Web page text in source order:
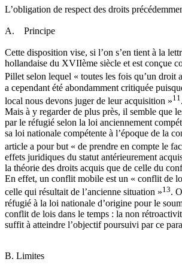
L’obligation de respect des droits
A. Principe
Cette disposition vise, si l’on s’en tient à la
hollandaise du XVIIème siècle et est conçue
Pillet selon lequel « toutes les fois qu’un droit
a cependant été abondamment critiquée
local nous devons juger de leur acquisition »11
Mais à y regarder de plus près, il semble que
par le réfugié selon la loi anciennement
sa loi nationale compétente à l’époque de la
article a pour but « de prendre en compte le
effets juridiques du statut antérieurement
la théorie des droits acquis que de celle du
En effet, un conflit mobile est un « conflit de
celle qui résultait de l’ancienne situation »13.
réfugié à la loi nationale d’origine pour le
conflit de lois dans le temps : la non
suffit à atteindre l’objectif poursuivi par ce
B. Limites